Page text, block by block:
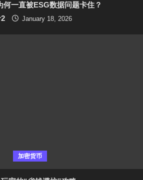
何一直被ESG数据问题卡住？
January 18, 2026
加密货币